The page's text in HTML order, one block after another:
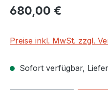
Regulärer Preis:
680,00 €
Preise inkl. MwSt. zzgl.
Sofort verfügbar,